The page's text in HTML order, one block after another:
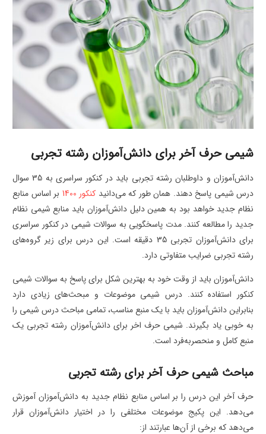
شیمی حرف آخر برای دانش‌آموزان رشته تجربی
دانش‌آموزان و داوطلبان رشته تجربی باید در کنکور سراسری به 35 سوال
درس شیمی پاسخ دهند. همان طور که می‌دانید کنکور 1400
بر اساس منابع
نظام جدید خواهد بود به همین دلیل دانش‌آموزان باید منابع شیمی نظام
جدید را مطالعه کنند. مدت پاسخگویی به سوالات شیمی در کنکور سراسری
برای دانش‌آموزان تجربی 35 دقیقه است. این درس برای زیر گروه‌های
رشته تجربی ضرایب متفاوتی دارد.
دانش‌آموزان باید از وقت خود به بهترین شکل برای پاسخ به سوالات شیمی
کنکور استفاده کنند. درس شیمی موضوعات و مبحث‌های زیادی دارد
بنابراین دانش‌آموزان باید با یک منبع مناسب، تمامی مباحث درس شیمی را
به خوبی یاد بگیرند. شیمی حرف اخر برای دانش‌آموزان رشته تجربی یک
منبع کامل و منحصربه‌فرد است.
مباحث شیمی حرف آخر برای رشته تجربی
حرف آخر این درس را بر اساس منابع نظام جدید به دانش‌آموزان آموزش
می‌دهد. این پکیج موضوعات مختلفی را در اختیار دانش‌آموزان قرار
می‌دهد که برخی از آن‌ها عبارتند از: